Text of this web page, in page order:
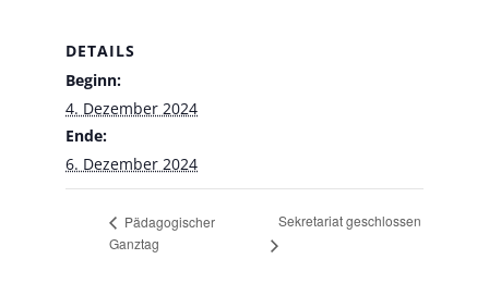
DETAILS
Beginn:
4. Dezember 2024
Ende:
6. Dezember 2024
Pädagogischer
Ganztag
Sekretariat geschlossen